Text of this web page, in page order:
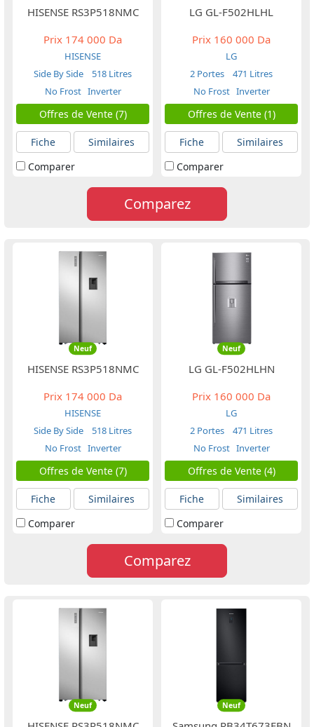
HISENSE RS3P518NMC
Prix 174 000 Da
HISENSE
Side By Side
518 Litres
No Frost Inverter
Offres de Vente (7)
Fiche
Similaires
Comparer
LG GL-F502HLHL
Prix 160 000 Da
LG
2 Portes
471 Litres
No Frost Inverter
Offres de Vente (1)
Fiche
Similaires
Comparer
Comparez
Neuf
HISENSE RS3P518NMC
Prix 174 000 Da
HISENSE
Side By Side
518 Litres
No Frost Inverter
Offres de Vente (7)
Fiche
Similaires
Comparer
Neuf
LG GL-F502HLHN
Prix 160 000 Da
LG
2 Portes
471 Litres
No Frost Inverter
Offres de Vente (4)
Fiche
Similaires
Comparer
Comparez
Neuf Neuf